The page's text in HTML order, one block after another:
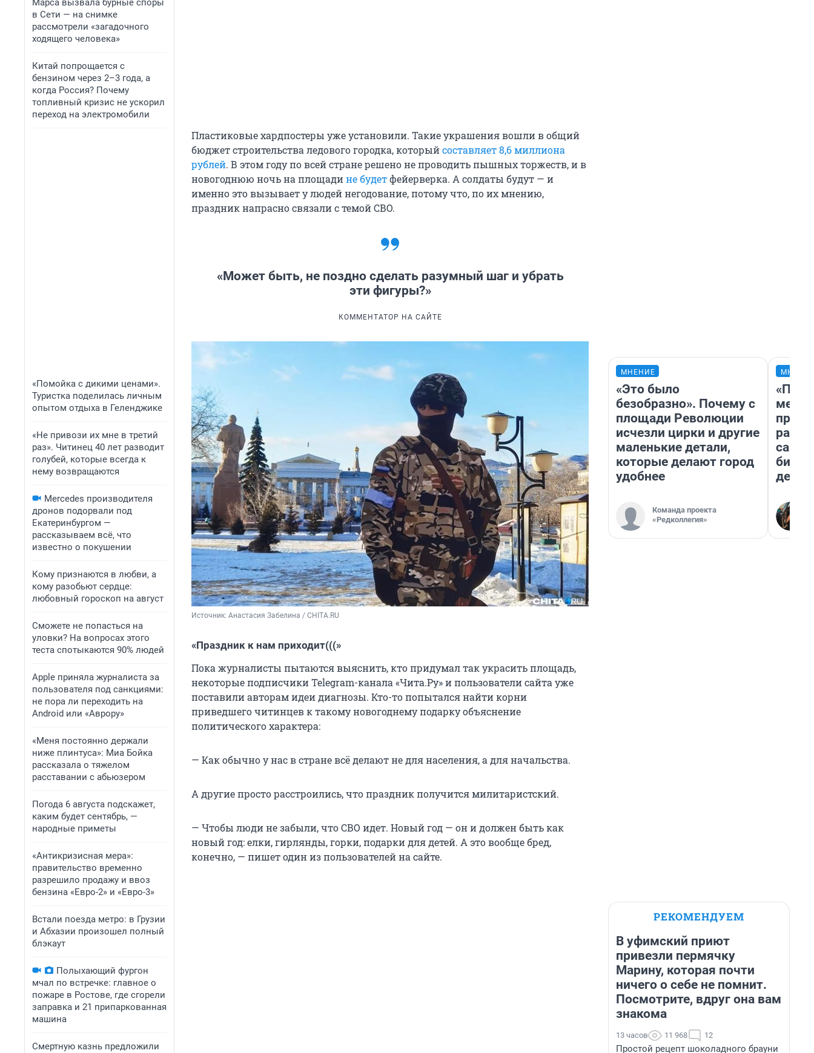
Марса вызвала бурные споры
в Сети — на снимке
рассмотрели «загадочного
ходящего человека»
Китай попрощается с
бензином через 2–3 года, а
когда Россия? Почему
топливный кризис не ускорил
переход на электромобили
«Помойка с дикими ценами».
Туристка поделилась личным
опытом отдыха в Геленджике
«Не привози их мне в третий
раз». Читинец 40 лет разводит
голубей, которые всегда к
нему возвращаются
Mercedes производителя
дронов подорвали под
Екатеринбургом —
рассказываем всё, что
известно о покушении
Кому признаются в любви, а
кому разобьют сердце:
любовный гороскоп на август
Сможете не попасться на
уловки? На вопросах этого
теста спотыкаются 90% людей
Apple приняла журналиста за
пользователя под санкциями:
не пора ли переходить на
Android или «Аврору»
«Меня постоянно держали
ниже плинтуса»: Миа Бойка
рассказала о тяжелом
расставании с абьюзером
Погода 6 августа подскажет,
каким будет сентябрь, —
народные приметы
«Антикризисная мера»:
правительство временно
разрешило продажу и ввоз
бензина «Евро-2» и «Евро-3»
Встали поезда метро: в Грузии
и Абхазии произошел полный
блэкаут
Полыхающий фургон
мчал по встречке: главное о
пожаре в Ростове, где сгорели
заправка и 21 припаркованная
машина
Смертную казнь предложили
Пластиковые хардпостеры уже установили. Такие украшения вошли в общий
бюджет строительства ледового городка, которыйсоставляет 8,6 миллиона
рублей. В этом году по всей стране решено не проводить пышных торжеств, и в
новогоднюю ночь на площадине будетфейерверка. А солдаты будут — и
именно это вызывает у людей негодование, потому что, по их мнению,
праздник напрасно связали с темой СВО.
«Может быть, не поздно сделать разумный шаг и убрать
эти фигуры?»
КОММЕНТАТОР НА САЙТЕ
Источник: Анастасия Забелина / CHITA.RU
«Праздник к нам приходит(((»
Пока журналисты пытаются выяснить, кто придумал так украсить площадь,
некоторые подписчики Telegram-канала «Чита.Ру» и пользователи сайта уже
поставили авторам идеи диагнозы. Кто-то попытался найти корни
приведшего читинцев к такому новогоднему подарку объяснение
политического характера:
— Как обычно у нас в стране всё делают не для населения, а для начальства.
А другие просто расстроились, что праздник получится милитаристский.
— Чтобы люди не забыли, что СВО идет. Новый год — он и должен быть как
новый год: елки, гирлянды, горки, подарки для детей. А это вообще бред,
конечно, — пишет один из пользователей на сайте.
МНЕНИЕ
«Это было
безобразно». Почему с
площади Революции
исчезли цирки и другие
маленькие детали,
которые делают город
удобнее
Команда проекта
«Редколлегия»
РЕКОМЕНДУЕМ
В уфимский приют
привезли пермячку
Марину, которая почти
ничего о себе не помнит.
Посмотрите, вдруг она вам
знакома
13 часов 11 968 12
Простой рецепт шоколадного брауни